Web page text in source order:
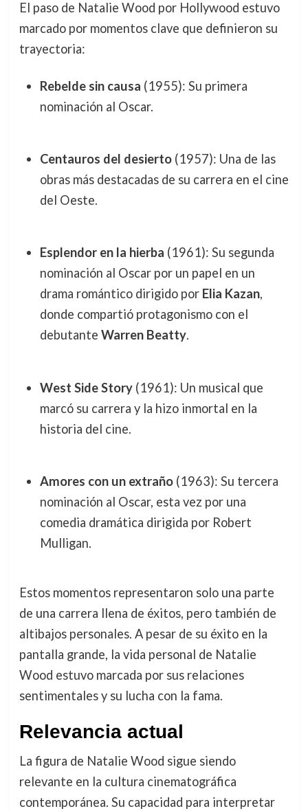
El paso de Natalie Wood por Hollywood estuvo
marcado por momentos clave que definieron su
trayectoria:
Rebelde sin causa (1955): Su primera
nominación al Oscar.
Centauros del desierto(1957): Una de las
obras más destacadas de su carrera en el cine
del Oeste.
Esplendor en la hierba (1961): Su segunda
nominación al Oscar por un papel en un
drama romántico dirigido por Elia Kazan,
donde compartió protagonismo con el
debutante Warren Beatty.
West Side Story(1961): Un musical que
marcó su carrera y la hizo inmortal en la
historia del cine.
Amores con un extraño(1963): Su tercera
nominación al Oscar, esta vez por una
comedia dramática dirigida por Robert
Mulligan.
Estos momentos representaron solo una parte
de una carrera llena de éxitos, pero también de
altibajos personales. A pesar de su éxito en la
pantalla grande, la vida personal de Natalie
Wood estuvo marcada por sus relaciones
sentimentales y su lucha con la fama.
Relevancia actual
La figura de Natalie Wood sigue siendo
relevante en la cultura cinematográfica
contemporánea. Su capacidad para interpretar